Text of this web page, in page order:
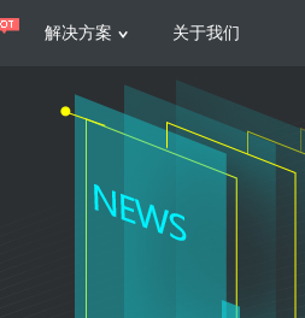
服务器托管
电信机柜租用
解决方案
集源视频存储、高效自动转码切片技术
以及 内容分发等功能，加速视频播放
关于我们
服务支持